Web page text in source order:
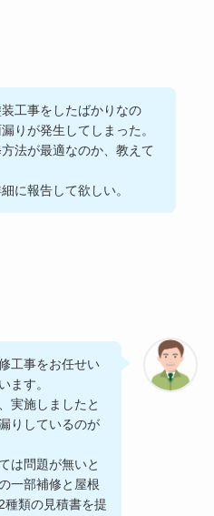
工事をしたばかりなの
りが発生してしまった。
法が最適なのか、教えて
に報告して欲しい。
工事をお任せい
ます。
実施しましたと
りしているのが
は問題が無いと
一部補修と屋根
種類の見積書を提